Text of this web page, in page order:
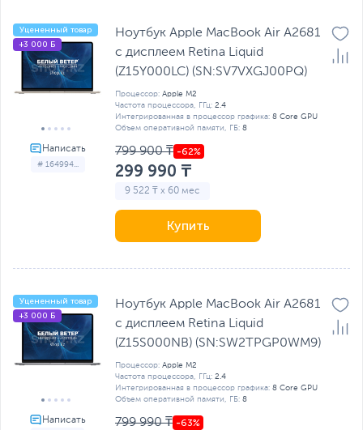
# 164994...
Уцененный товар
+3 000 Б
Ноутбук Apple MacBook Air A2681
с дисплеем Retina Liquid
(Z15Y000LC) (SN:SV7VXGJ00PQ)
Процессор: Apple M2
Частота процессора, ГГц: 2.4
Интегрированная в процессор графика: 8 Core GPU
Объем оперативной памяти, ГБ: 8
799 900 ₸
299 990 ₸
9 522 ₸ x 60 мес
Купить
Уцененный товар
+3 000 Б
Ноутбук Apple MacBook Air A2681
с дисплеем Retina Liquid
(Z15S000NB) (SN:SW2TPGP0WM9)
Процессор: Apple M2
Частота процессора, ГГц: 2.4
Интегрированная в процессор графика: 8 Core GPU
Объем оперативной памяти, ГБ: 8
799 990 ₸